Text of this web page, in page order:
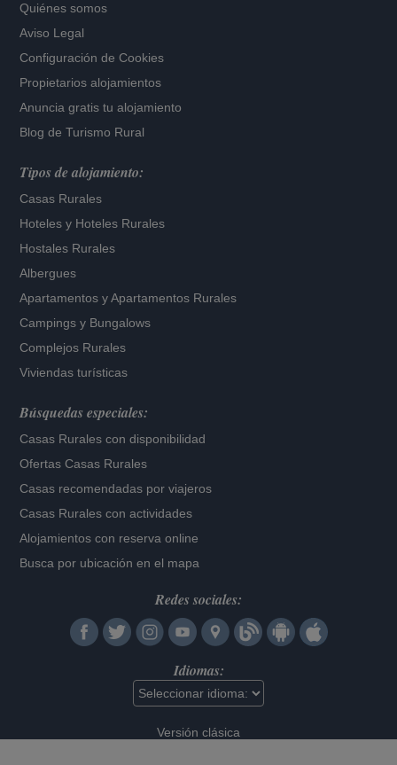
Quiénes somos
Aviso Legal
Configuración de Cookies
Propietarios alojamientos
Anuncia gratis tu alojamiento
Blog de Turismo Rural
Tipos de alojamiento:
Casas Rurales
Hoteles y Hoteles Rurales
Hostales Rurales
Albergues
Apartamentos yApartamentos Rurales
Campings y Bungalows
Complejos Rurales
Viviendas turísticas
Búsquedas especiales:
Casas Rurales con disponibilidad
Ofertas Casas Rurales
Casas recomendadas por viajeros
Casas Rurales con actividades
Alojamientos con reserva online
Busca por ubicación en el mapa
Redes sociales:
Idiomas:
Versión clásica